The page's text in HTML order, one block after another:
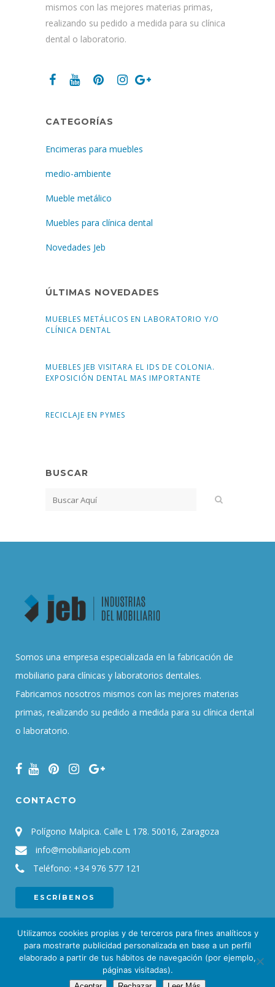
mismos con las mejores materias primas,
realizando su pedido a medida para su clínica
dental o laboratorio.
CATEGORÍAS
Encimeras para muebles
medio-ambiente
Mueble metálico
Muebles para clínica dental
Novedades Jeb
ÚLTIMAS NOVEDADES
MUEBLES METÁLICOS EN LABORATORIO Y/O
CLÍNICA DENTAL
MUEBLES JEB VISITARA EL IDS DE COLONIA.
EXPOSICIÓN DENTAL MAS IMPORTANTE
RECICLAJE EN PYMES
BUSCAR
Somos una empresa especializada en la fabricación de
mobiliario para clínicas y laboratorios dentales.
Fabricamos nosotros mismos con las mejores materias
primas, realizando su pedido a medida para su clínica dental
o laboratorio.
CONTACTO
Polígono Malpica. Calle L 178. 50016, Zaragoza
info@mobiliariojeb.com
Teléfono: +34 976 577 121
ESCRÍBENOS
JEB. Mobiliario para clínicas y laboratorios dentales
Utilizamos cookies propias y de terceros para fines analíticos y
para mostrarte publicidad personalizada en base a un perfil
elaborado a partir de tus hábitos de navegación (por ejemplo,
páginas visitadas).